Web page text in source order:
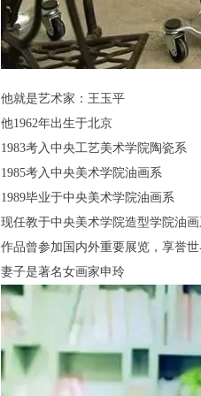
他就是艺术家：王玉平
他1962年出生于北京
1983考入中央工艺美术学院陶瓷系
1985考入中央美术学院油画系
1989毕业于中央美术学院油画系
现任教于中央美术学院造型学院油
作品曾参加国内外重要展览，享誉
妻子是著名女画家申玲